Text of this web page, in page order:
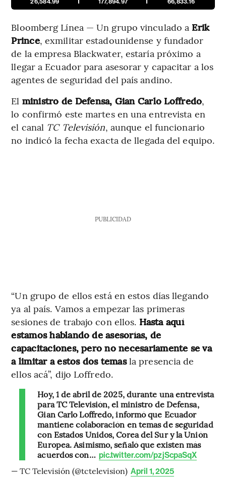
26,584.99
177,894.97
66,833.16
Bloomberg Línea — Un grupo vinculado a Erik
Prince, exmilitar estadounidense y fundador
de la empresa Blackwater, estaría próximo a
llegar a Ecuador para asesorar y capacitar a los
agentes de seguridad del país andino.
El ministro de Defensa, Gian Carlo Loffredo,
lo confirmó este martes en una entrevista en
el canal TC Televisión, aunque el funcionario
no indicó la fecha exacta de llegada del equipo.
PUBLICIDAD
“Un grupo de ellos está en estos días llegando
ya al país. Vamos a empezar las primeras
sesiones de trabajo con ellos. Hasta aquí
estamos hablando de asesorías, de
capacitaciones, pero no necesariamente se va
a limitar a estos dos temasla presencia de
ellos acá”, dijo Loffredo.
Hoy, 1 de abril de 2025, durante una entrevista
para TC Televisión, el ministro de Defensa,
Gian Carlo Loffredo, informó que Ecuador
mantiene colaboración en temas de seguridad
con Estados Unidos, Corea del Sur y la Unión
Europea. Asimismo, señaló que existen más
acuerdos con… pic.twitter.com/pzjScpaSqX
— TC Televisión (@tctelevision) April 1, 2025